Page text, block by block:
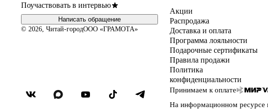
Поучаствовать в интервью
Написать обращение
© 2026, Читай-городООО «ГРАМОТА»
Акции
Распродажа
Доставка и оплата
Программа лояльности
Подарочные сертификаты
Правила продажи
Политика
конфиденциальности
Принимаем к оплате
На информационном ресурсе